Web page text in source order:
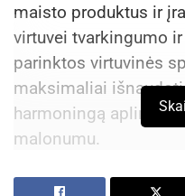
Išsirinkus žuvį, ją
ant grotelių arba
bulvėmis, daržovėmis
lengvai
Tamoševičienė
receptus nuo Atlanto
maisto produktus ir
virtuvei tvarkingumo
parinktos virtuvinės
maksimaliai
harmoningą aplinką,
malonumu.
Funkcionalumas ir